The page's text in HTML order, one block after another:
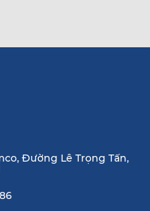
Đường Lê Trọng Tấn,